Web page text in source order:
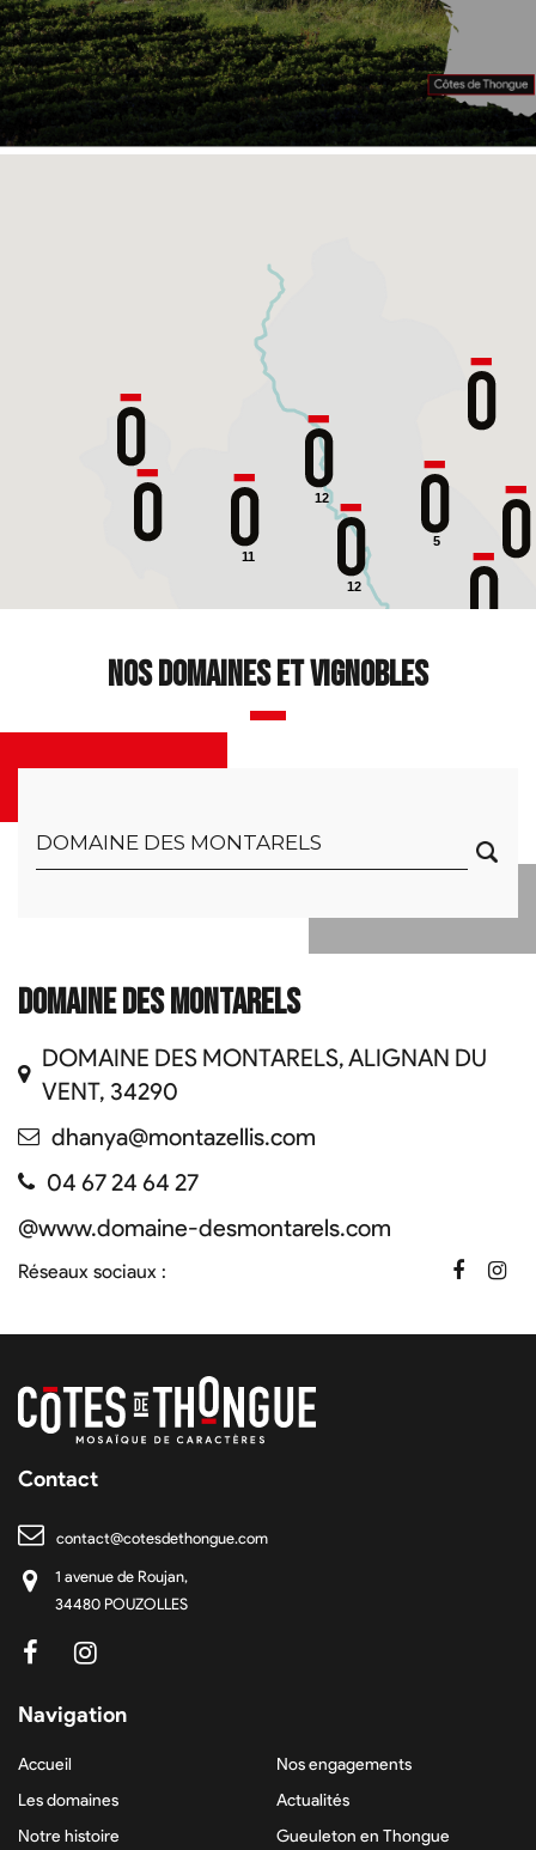
12
11
5
12
Nos domaines et vignobles
DOMAINE DES MONTARELS
DOMAINE DES MONTARELS, ALIGNAN DU
VENT, 34290
dhanya@montazellis.com
04 67 24 64 27
@www.domaine-desmontarels.com
Réseaux sociaux :
Contact
contact@cotesdethongue.com
1 avenue de Roujan,
34480 POUZOLLES
Navigation
Accueil
Les domaines
Notre histoire
Nos engagements
Actualités
Gueuleton en Thongue